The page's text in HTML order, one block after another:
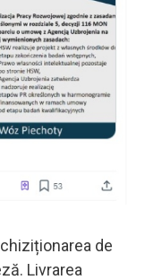
de
Livrarea